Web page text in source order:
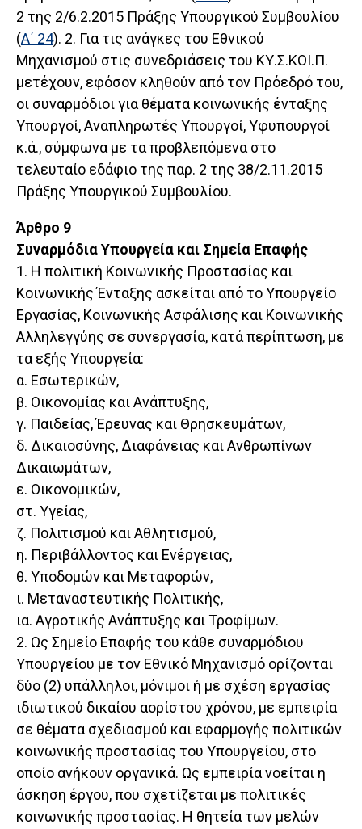
2 της 2/6.2.2015 Πράξης Υπουργικού Συμβουλίου
(Α΄ 24). 2. Για τις ανάγκες του Εθνικού
Μηχανισμού στις συνεδριάσεις του ΚΥ.Σ.ΚΟΙ.Π.
μετέχουν, εφόσον κληθούν από τον Πρόεδρό του,
οι συναρμόδιοι για θέματα κοινωνικής ένταξης
Υπουργοί, Αναπληρωτές Υπουργοί, Υφυπουργοί
κ.ά., σύμφωνα με τα προβλεπόμενα στο
τελευταίο εδάφιο της παρ. 2 της 38/2.11.2015
Πράξης Υπουργικού Συμβουλίου.
Άρθρο 9
Συναρμόδια Υπουργεία και Σημεία Επαφής
1. Η πολιτική Κοινωνικής Προστασίας και
Κοινωνικής Ένταξης ασκείται από το Υπουργείο
Εργασίας, Κοινωνικής Ασφάλισης και Κοινωνικής
Αλληλεγγύης σε συνεργασία, κατά περίπτωση, με
τα εξής Υπουργεία:
α. Εσωτερικών,
β. Οικονομίας και Ανάπτυξης,
γ. Παιδείας, Έρευνας και Θρησκευμάτων,
δ. Δικαιοσύνης, Διαφάνειας και Ανθρωπίνων
Δικαιωμάτων,
ε. Οικονομικών,
στ. Υγείας,
ζ. Πολιτισμού και Αθλητισμού,
η. Περιβάλλοντος και Ενέργειας,
θ. Υποδομών και Μεταφορών,
ι. Μεταναστευτικής Πολιτικής,
ια. Αγροτικής Ανάπτυξης και Τροφίμων.
2. Ως Σημείο Επαφής του κάθε συναρμόδιου
Υπουργείου με τον Εθνικό Μηχανισμό ορίζονται
δύο (2) υπάλληλοι, μόνιμοι ή με σχέση εργασίας
ιδιωτικού δικαίου αορίστου χρόνου, με εμπειρία
σε θέματα σχεδιασμού και εφαρμογής πολιτικών
κοινωνικής προστασίας του Υπουργείου, στο
οποίο ανήκουν οργανικά. Ως εμπειρία νοείται η
άσκηση έργου, που σχετίζεται με πολιτικές
κοινωνικής προστασίας. Η θητεία των μελών